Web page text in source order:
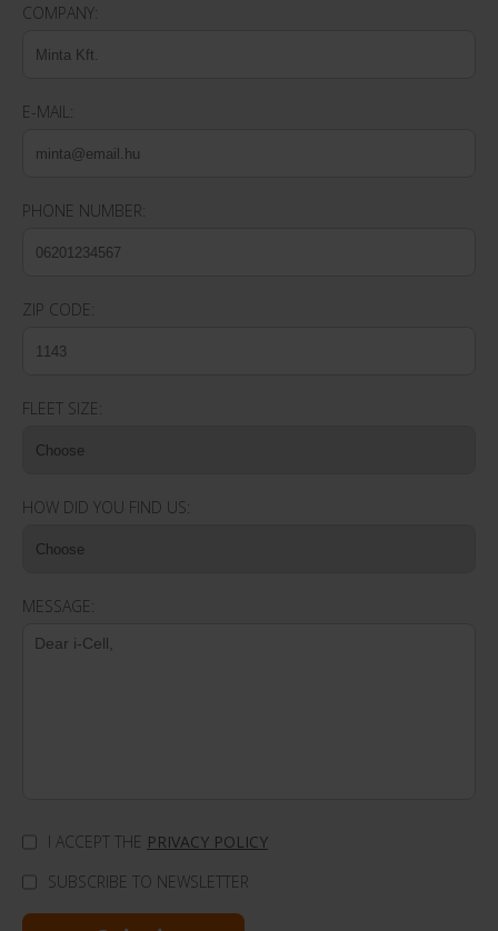
COMPANY:
E-MAIL:
PHONE NUMBER:
ZIP CODE:
FLEET SIZE:
HOW DID YOU FIND US:
MESSAGE:
I ACCEPT THE PRIVACY POLICY
SUBSCRIBE TO NEWSLETTER